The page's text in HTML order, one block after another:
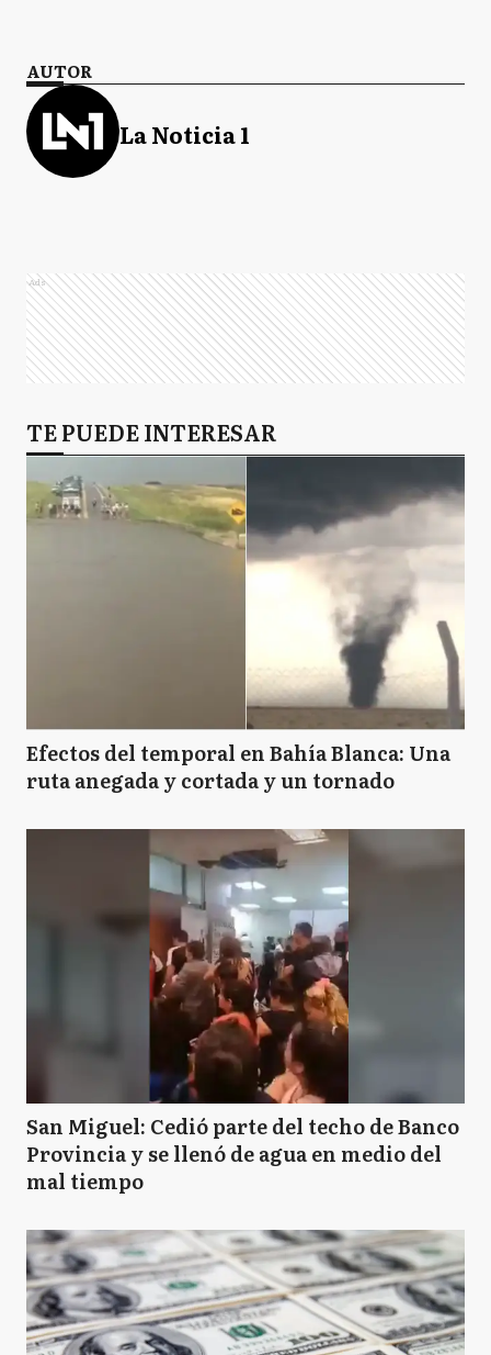
AUTOR
La Noticia 1
Ads
TE PUEDE INTERESAR
Efectos del temporal en Bahía Blanca: Una
ruta anegada y cortada y un tornado
San Miguel: Cedió parte del techo de Banco
Provincia y se llenó de agua en medio del
mal tiempo